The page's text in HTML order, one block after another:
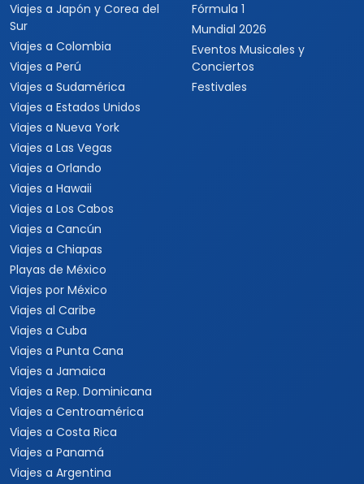
Viajes a Japón y Corea del
Sur
Viajes a Colombia
Viajes a Perú
Viajes a Sudamérica
Viajes a Estados Unidos
Viajes a Nueva York
Viajes a Las Vegas
Viajes a Orlando
Viajes a Hawaii
Viajes a Los Cabos
Viajes a Cancún
Viajes a Chiapas
Playas de México
Viajes por México
Viajes al Caribe
Viajes a Cuba
Viajes a Punta Cana
Viajes a Jamaica
Viajes a Rep. Dominicana
Viajes a Centroamérica
Viajes a Costa Rica
Viajes a Panamá
Viajes a Argentina
Fórmula 1
Mundial 2026
Eventos Musicales y
Conciertos
Festivales